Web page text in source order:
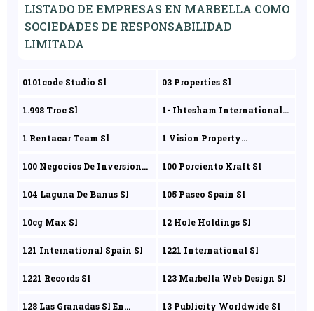
LISTADO DE EMPRESAS EN MARBELLA COMO
SOCIEDADES DE RESPONSABILIDAD
LIMITADA
0101code Studio Sl 03 Properties Sl
1.998 Troc Sl
1- Ihtesham International
1 Rentacar Team Sl
1 Vision Property
100 Negocios De Inversion
100 Porciento Kraft Sl
104 Laguna De Banus Sl 105 Paseo Spain Sl
10cg Max Sl 12 Hole Holdings Sl
121 International Spain Sl 1221 International Sl
1221 Records Sl 123 Marbella Web Design Sl
128 Las Granadas Sl En 13 Publicity Worldwide Sl